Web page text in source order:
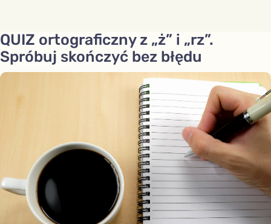
QUIZ ortograficzny z „ż” i „rz”.
Spróbuj skończyć bez błędu